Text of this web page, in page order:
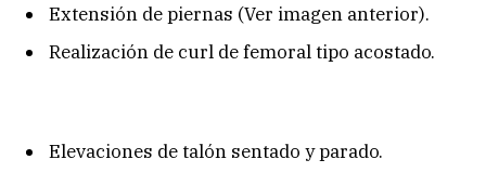
Extensión de piernas (Ver imagen anterior).
Realización de curl de femoral tipo acostado.
Elevaciones de talón sentado y parado.